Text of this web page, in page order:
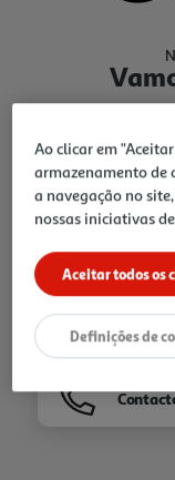
Ir para
Ao clicar em
armazenamento de
a navegação no
nossas iniciativas
Aceitar todos os
Definições de